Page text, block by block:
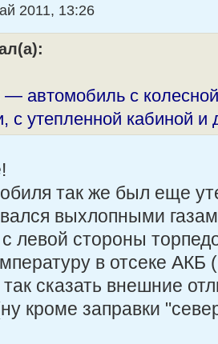
2011, 13:26
автомобиль с
с утепленной кабиной
так же был еще
выхлопными
левой стороны
в отсеке АКБ
сказать внешние
кроме заправки